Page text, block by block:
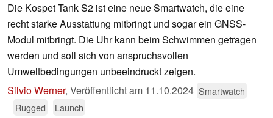
Die Kospet Tank S2 ist eine neue Smartwatch, die eine
recht starke Ausstattung mitbringt und sogar ein GNSS-
Modul mitbringt. Die Uhr kann beim Schwimmen getragen
werden und soll sich von anspruchsvollen
Umweltbedingungen unbeeindruckt zeigen.
Silvio Werner, Veröffentlicht am 11.10.2024 Smartwatch
Rugged
Launch